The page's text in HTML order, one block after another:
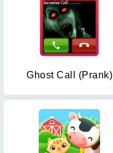
Ghost Call (Prank)